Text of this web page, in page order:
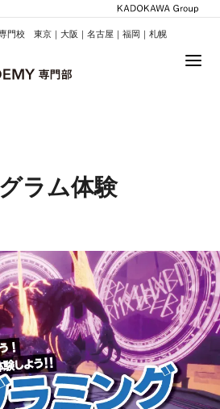
門校 東京｜大阪｜名古屋｜福岡｜札幌
ラム体験